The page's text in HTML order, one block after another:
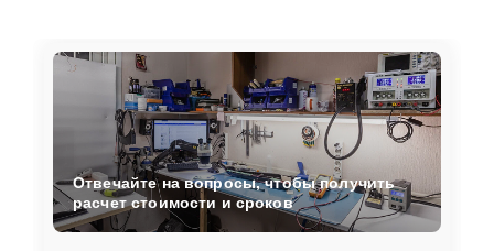
Отвечайте на вопросы, чтобы получить
расчет стоимости и сроков